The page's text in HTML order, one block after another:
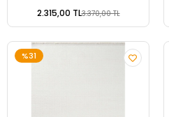
2.315,00 TL3.370,00 TL
%31